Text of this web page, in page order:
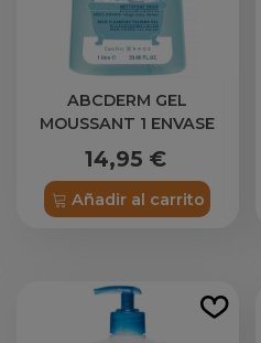
ABCDERM GEL
MOUSSANT 1 ENVASE
1000 ML
14,95 €
Añadir al carrito